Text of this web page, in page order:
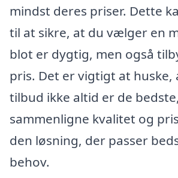
mindst deres priser. Dette
til at sikre, at du vælger en
blot er dygtig, men også
pris. Det er vigtigt at huske,
tilbud ikke altid er de
sammenligne kvalitet og
den løsning, der passer
behov.